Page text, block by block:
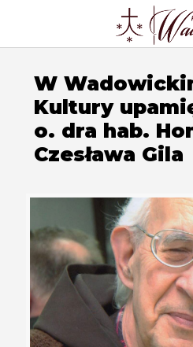
W
Kultury
o. dra hab.
Czesława Gila